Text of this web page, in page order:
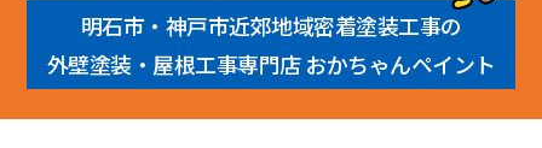
明石市・神戸市近郊地域密着塗装工事の
外壁塗装・屋根工事専門店 おかちゃんペイント